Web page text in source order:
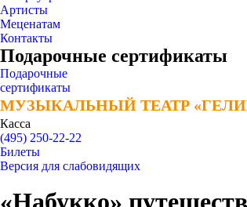
Артисты
Меценатам
Контакты
Подарочные сертификаты
Подарочные
сертификаты
МУЗЫКАЛЬНЫЙ ТЕАТР
МУЗЫКАЛЬНЫЙ ТЕАТР
Касса
(495) 250-22-22
Билеты
Версия для слабовидящих